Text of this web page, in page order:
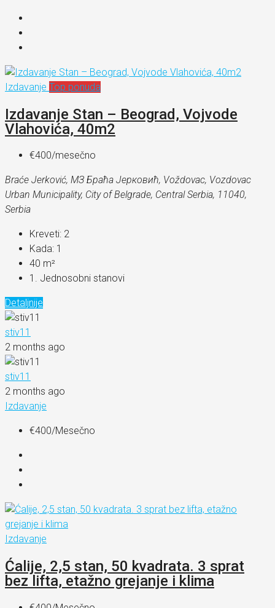
Izdavanje Top ponuda
Izdavanje Stan – Beograd, Vojvode
Vlahovića, 40m2
€400/mesečno
Braće Jerković, МЗ Браћа Јерковић, Voždovac, Vozdovac
Urban Municipality, City of Belgrade, Central Serbia, 11040,
Serbia
Kreveti: 2
Kada: 1
40 m²
1. Jednosobni stanovi
Detaljnije
stiv11
2 months ago
stiv11
2 months ago
Izdavanje
€400/Mesečno
Izdavanje
Ćalije, 2,5 stan, 50 kvadrata. 3 sprat
bez lifta, etažno grejanje i klima